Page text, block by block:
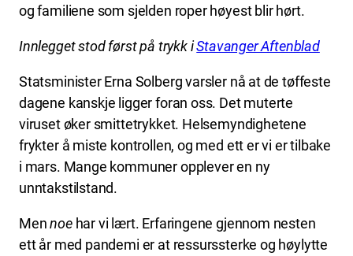
og familiene som sjelden roper høyest blir hørt.
Innlegget stod først på trykk iStavanger Aftenblad
Statsminister Erna Solberg varsler nå at de tøffeste
dagene kanskje ligger foran oss. Det muterte
viruset øker smittetrykket. Helsemyndighetene
frykter å miste kontrollen, og med ett er vi er tilbake
i mars. Mange kommuner opplever en ny
unntakstilstand.
Mennoe har vi lært. Erfaringene gjennom nesten
ett år med pandemi er at ressurssterke og høylytte